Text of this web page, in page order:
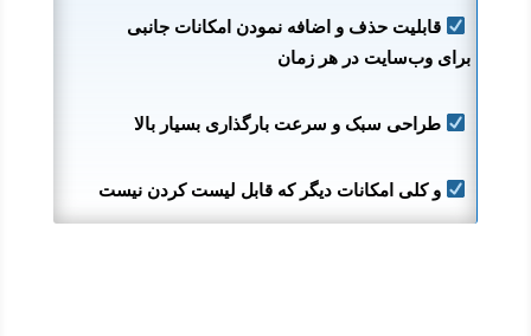
قابلیت حذف و اضافه نمودن امکانات جانبی
برای وب‌سایت در هر زمان
طراحی سبک و سرعت بارگذاری بسیار بالا
و کلی امکانات دیگر که قابل لیست کردن نیست